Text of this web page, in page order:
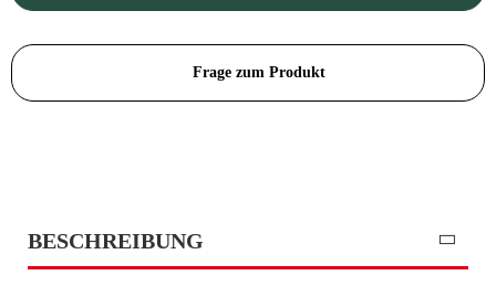
Frage zum Produkt
BESCHREIBUNG